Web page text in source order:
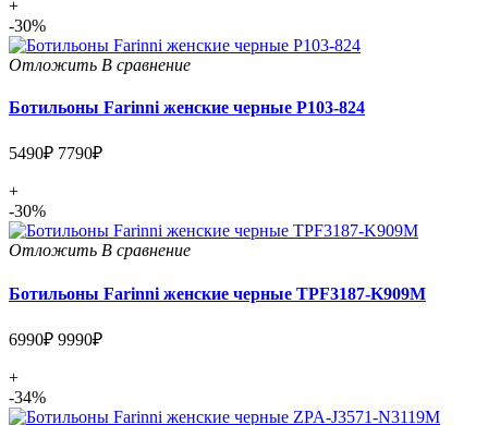
+
-30%
Отложить В сравнение
Ботильоны Farinni женские черные P103-824
5490₽ 7790₽
+
-30%
Отложить В сравнение
Ботильоны Farinni женские черные TPF3187-K909M
6990₽ 9990₽
+
-34%